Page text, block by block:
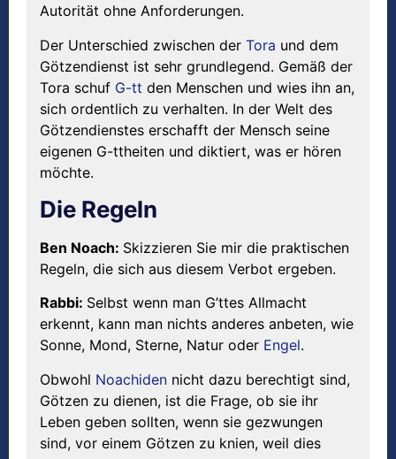
Autorität ohne Anforderungen.
Der Unterschied zwischen der Tora und dem
Götzendienst ist sehr grundlegend. Gemäß der
Tora schuf G-tt den Menschen und wies ihn an,
sich ordentlich zu verhalten. In der Welt des
Götzendienstes erschafft der Mensch seine
eigenen G-ttheiten und diktiert, was er hören
möchte.
Die Regeln
Ben Noach: Skizzieren Sie mir die praktischen
Regeln, die sich aus diesem Verbot ergeben.
Rabbi: Selbst wenn man G’ttes Allmacht
erkennt, kann man nichts anderes anbeten, wie
Sonne, Mond, Sterne, Natur oder Engel.
Obwohl Noachiden nicht dazu berechtigt sind,
Götzen zu dienen, ist die Frage, ob sie ihr
Leben geben sollten, wenn sie gezwungen
sind, vor einem Götzen zu knien, weil dies